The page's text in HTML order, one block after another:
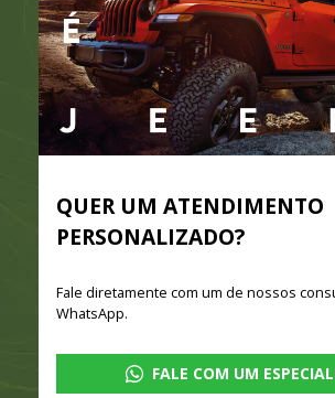
QUER UM ATENDIMENTO
PERSONALIZADO?
Fale diretamente com um de nossos
WhatsApp.
FALE COM UM